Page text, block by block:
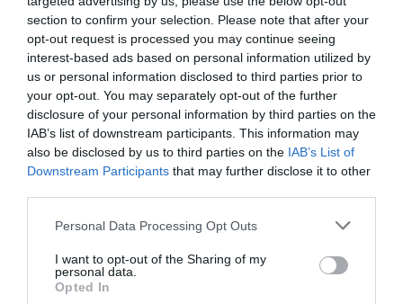
section to confirm your selection. Please note that after your
opt-out request is processed you may continue seeing
interest-based ads based on personal information utilized by
us or personal information disclosed to third parties prior to
your opt-out. You may separately opt-out of the further
disclosure of your personal information by third parties on the
IAB’s list of downstream participants. This information may
also be disclosed by us to third parties on the IAB’s List of
Downstream Participants that may further disclose it to other
Personal Data Processing Opt Outs
I want to opt-out of the Sharing of my
personal data.
Opted In